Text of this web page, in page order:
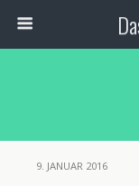
9. JANUAR 2016